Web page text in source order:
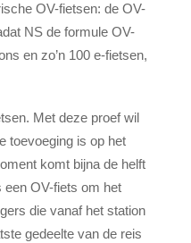
OV-fietsen: de OV-
NS de formule OV-
en zo’n 100 e-fietsen,
Met deze proef wil
toevoeging is op het
komt bijna de helft
een OV-fiets om het
die vanaf het station
gedeelte van de reis